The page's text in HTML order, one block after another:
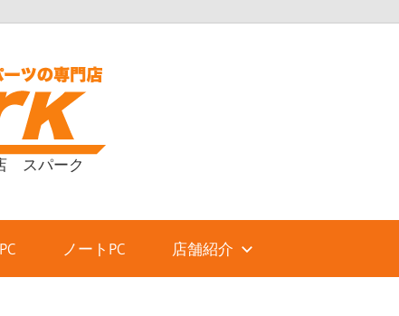
コ
スパーク
ノートPC 店舗紹介